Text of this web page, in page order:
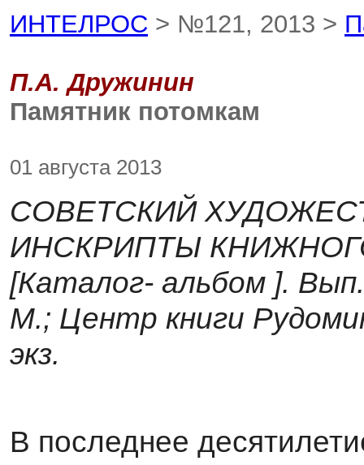
ИНТЕЛРОС > №121, 2013 >
П.А. Дружинин
Памятник потомкам
01 августа 2013
СОВЕТСКИЙ
ИНСКРИПТЫ
[Каталог- альбом ].
М.; Центр книги
экз.
В последнее